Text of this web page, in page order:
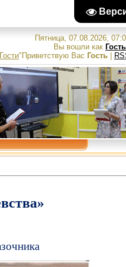
Пятница, 07.08.2026,
Вы вошли как Гость
Гости" Приветствую Вас Гость